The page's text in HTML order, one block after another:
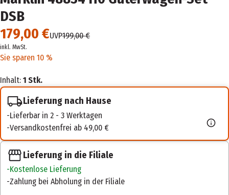
DSB
179,00 €UVP199,00 €
inkl. MwSt.
Sie sparen 10 %
Inhalt: 1 Stk.
Lieferung nach Hause
Lieferbar in 2 - 3 Werktagen
Versandkostenfrei ab 49,00 €
Lieferung in die Filiale
Kostenlose Lieferung
Zahlung bei Abholung in der Filiale